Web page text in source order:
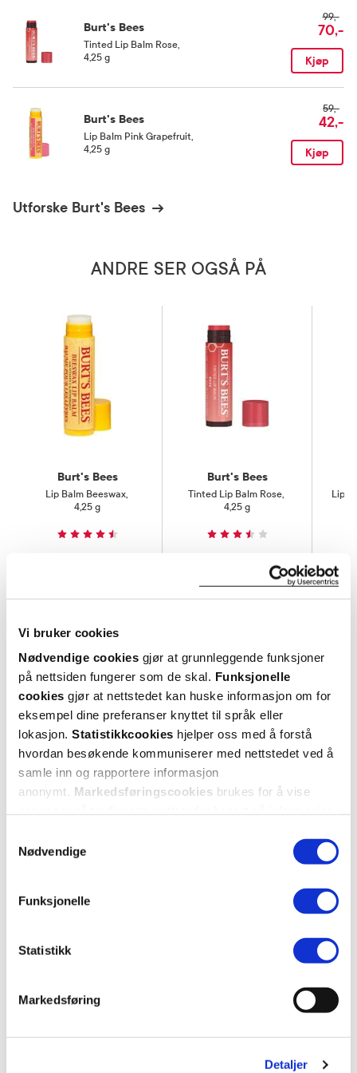
Vi bruker cookies
Nødvendige cookies gjør at grunnleggende funksjoner
på nettsiden fungerer som de skal. Funksjonelle
cookies gjør at nettstedet kan huske informasjon om for
eksempel dine preferanser knyttet til språk eller
lokasjon. Statistikkcookies hjelper oss med å forstå
hvordan besøkende kommuniserer med nettstedet ved å
samle inn og rapportere informasjon
anonymt. Markedsføringscookies brukes for å vise
Nødvendige
Funksjonelle
Statistikk
Markedsføring
Detaljer
Burt's Bees
Tinted Lip Balm Rose
4,25 g
99,-
70,-
Kjøp
Burt's Bees
Lip Balm Pink Grapefruit
4,25 g
59,-
42,-
Kjøp
Utforske Burt's Bees
ANDRE SER OGSÅ PÅ
Burt's Bees
Lip Balm Beeswax,
4,25 g
Burt's Bees
Tinted Lip Balm Rose,
4,25 g
Lip
ditt
Logg inn med BankID eller annen eID og få sikker
tilgang til alle dine resepter
Velg hvilke resepter du vil hente ut og hvordan du vil
ha dem levert
Kom i gang